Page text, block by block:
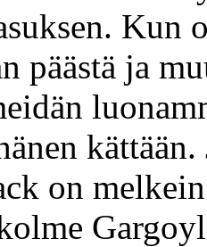
Kun
päästä ja
on